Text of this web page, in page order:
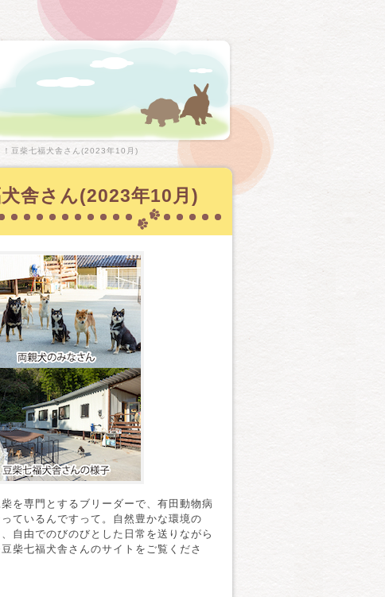
！豆柴七福犬舎さん(2023年10月)
舎さん(2023年10月)
を専門とするブリーダーで、有田動物病
ているんですって。自然豊かな環境の
自由でのびのびとした日常を送りながら
柴七福犬舎さんのサイトをご覧くださ